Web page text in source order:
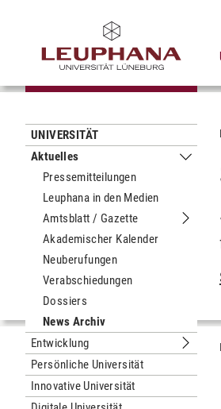
UNIVERSITÄT
Aktuelles
Pressemitteilungen
Leuphana in den Medien
Amtsblatt / Gazette
Akademischer Kalender
Neuberufungen
Verabschiedungen
Dossiers
News Archiv
Entwicklung
Persönliche Universität
Innovative Universität